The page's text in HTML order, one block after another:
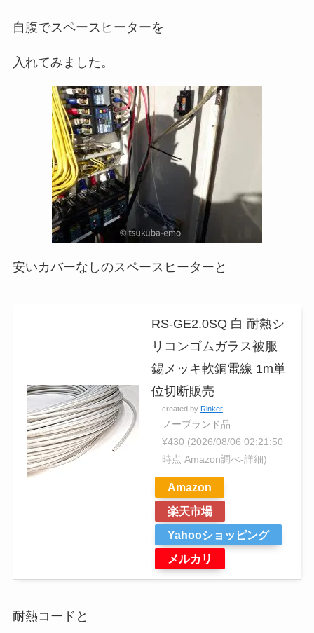
自腹でスペースヒーターを
入れてみました。
安いカバーなしのスペースヒーターと
RS-GE2.0SQ 白 耐熱シ
リコンゴムガラス被服
錫メッキ軟銅電線 1m単
位切断販売
created by Rinker
ノーブランド品
¥430 (2026/08/06 02:21:50
時点 Amazon調べ-詳細)
Amazon
楽天市場
Yahooショッピング
メルカリ
耐熱コードと